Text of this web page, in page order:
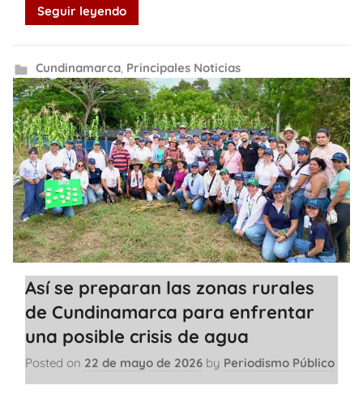
Seguir leyendo
Cundinamarca, Principales Noticias
Así se preparan las zonas rurales
de Cundinamarca para enfrentar
una posible crisis de agua
Posted on 22 de mayo de 2026 by Periodismo Público